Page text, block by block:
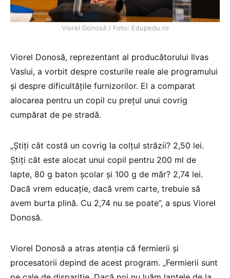
Viorel Donosă / Foto: Edupedu.ro
Viorel Donosă, reprezentant al producătorului Ilvas
Vaslui, a vorbit despre costurile reale ale programului
și despre dificultățile furnizorilor. El a comparat
alocarea pentru un copil cu prețul unui covrig
cumpărat de pe stradă.
„Știți cât costă un covrig la colțul străzii? 2,50 lei.
Știți cât este alocat unui copil pentru 200 ml de
lapte, 80 g baton școlar și 100 g de măr? 2,74 lei.
Dacă vrem educație, dacă vrem carte, trebuie să
avem burta plină. Cu 2,74 nu se poate”, a spus Viorel
Donosă.
Viorel Donosă a atras atenția că fermierii și
procesatorii depind de acest program. „Fermierii sunt